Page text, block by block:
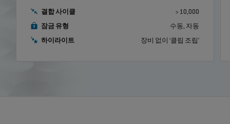
결합 사이클 > 10,000
잠금 유형 수동, 자동
하이라이트 장비 없이 ‘클립 조립’